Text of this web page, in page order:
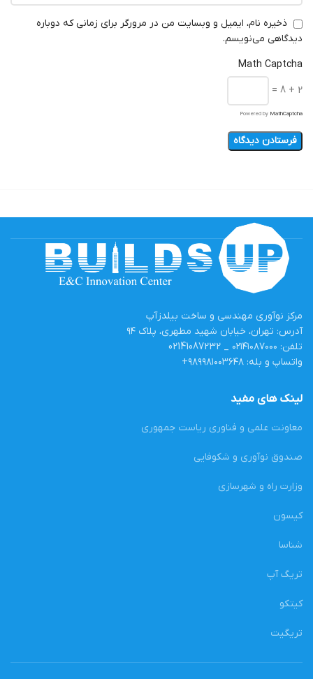
ذخیره نام، ایمیل و وبسایت من در مرورگر برای زمانی که دوباره
دیدگاهی می‌نویسم.
Math Captcha
2 + 8 =
Powered by MathCaptcha
مرکز نوآوری مهندسی و ساخت بیلدزآپ
آدرس: تهران، خیابان شهید مطهری، پلاک ۹۴
تلفن: ۰۲۱۴۱۰۸۷۰۰۰ _ 02141087232
واتساپ و بله: ۹۸۹۹۸۱۰۰۳۶۴۸+
لینک های مفید
معاونت علمی و فناوری ریاست جمهوری
صندوق نوآوری و شکوفایی
وزارت راه و شهرسازی
کیسون
شناسا
تریگ آپ
کیتکو
تریگیت